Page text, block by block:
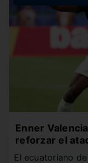
Enner
reforzar el
El ecuatoriano